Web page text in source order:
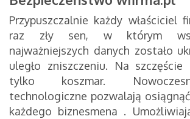
Przypuszczalnie każdy właściciel
raz zły sen, w którym
najważniejszych danych zostało
uległo zniszczeniu. Na
tylko koszmar.
technologiczne pozwalają
każdego biznesmena .